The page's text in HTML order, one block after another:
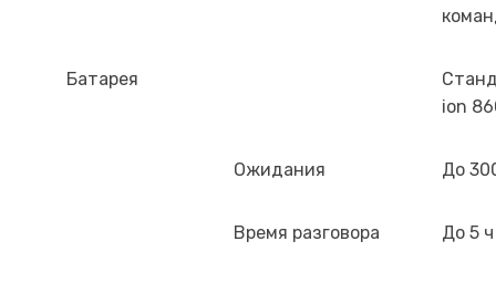
Батарея
ion
Ожидания До
Время разговора До 5